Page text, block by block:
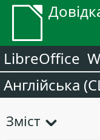
LibreOffice
Англійська
Зміст